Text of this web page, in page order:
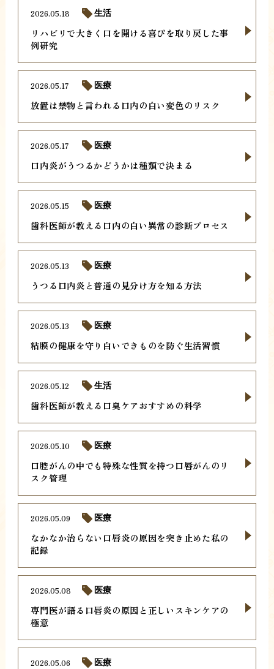
リハビリで大きく口を開ける喜びを取り戻した事
例研究
2026.05.18 生活
放置は禁物と言われる口内の白い変色のリスク
2026.05.17 医療
口内炎がうつるかどうかは種類で決まる
2026.05.17 医療
歯科医師が教える口内の白い異常の診断プロセス
2026.05.15 医療
うつる口内炎と普通の見分け方を知る方法
2026.05.13 医療
粘膜の健康を守り白いできものを防ぐ生活習慣
2026.05.13 医療
歯科医師が教える口臭ケアおすすめの科学
2026.05.12 生活
口腔がんの中でも特殊な性質を持つ口唇がんのリ
スク管理
2026.05.10 医療
なかなか治らない口唇炎の原因を突き止めた私の
記録
2026.05.09 医療
専門医が語る口唇炎の原因と正しいスキンケアの
極意
2026.05.08 医療
2026.05.06 医療